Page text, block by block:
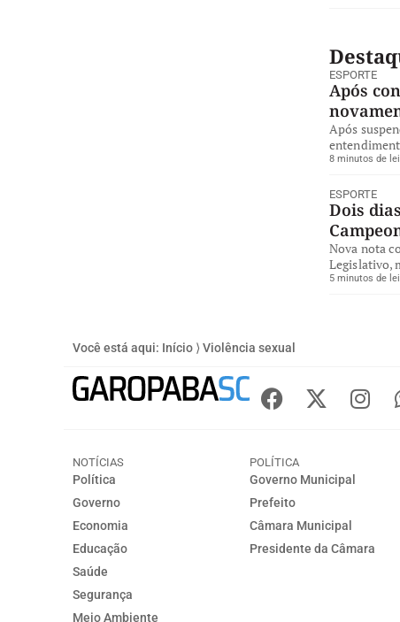
ESPORTE
Após
Após
8 minutos de
ESPORTE
Dois
Nova nota
Legislativo,
5 minutos de
Você está aqui: Início ⟩ Violência sexual
NOTÍCIAS
Política
Governo
Economia
Educação
Saúde
Segurança
Meio Ambiente
POLÍTICA
Governo Municipal
Prefeito
Câmara Municipal
Presidente da Câmara